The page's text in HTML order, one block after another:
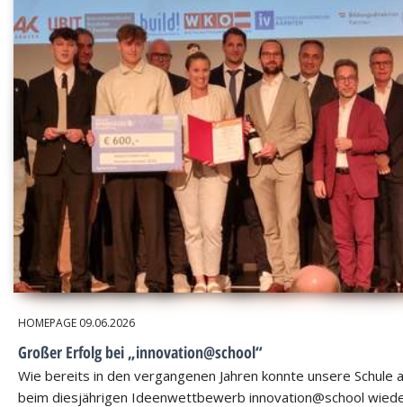
HOMEPAGE 09.06.2026
Großer Erfolg bei „innovation@school“
Wie bereits in den vergangenen Jahren konnte unsere Schule
beim diesjährigen Ideenwettbewerb innovation@school